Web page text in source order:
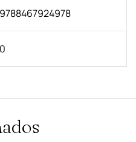
9788467924978
0